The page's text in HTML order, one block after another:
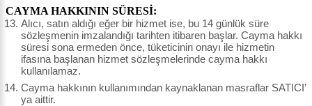
CAYMA HAKKININ SÜRESİ:
Alıcı, satın aldığı eğer bir hizmet ise, bu 14 günlük süre
sözleşmenin imzalandığı tarihten itibaren başlar. Cayma hakkı
süresi sona ermeden önce, tüketicinin onayı ile hizmetin
ifasına başlanan hizmet sözleşmelerinde cayma hakkı
kullanılamaz.
Cayma hakkının kullanımından kaynaklanan masraflar SATICI’
ya aittir.